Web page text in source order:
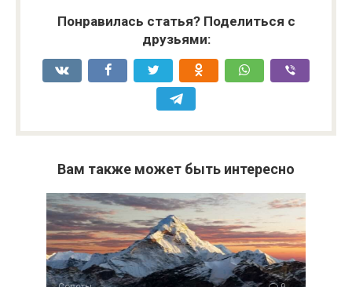
Понравилась статья? Поделиться с
друзьями:
Вам также может быть интересно